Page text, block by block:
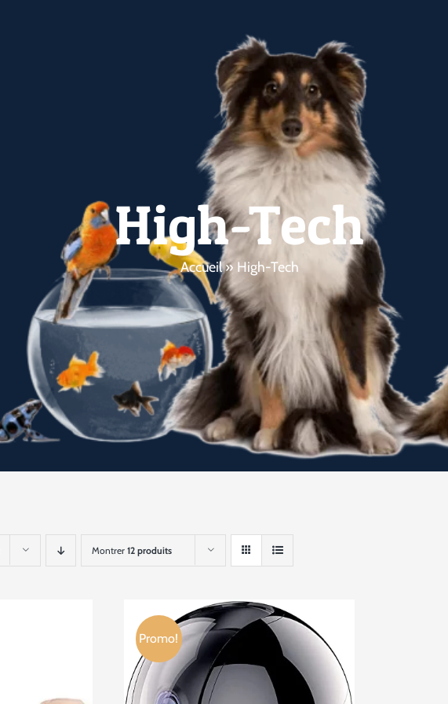
High-Tech
Accueil» High-Tech
Montrer 12 produits
Promo!